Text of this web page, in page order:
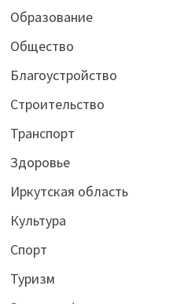
Образование
Общество
Благоустройство
Строительство
Транспорт
Здоровье
Иркутская область
Культура
Спорт
Туризм